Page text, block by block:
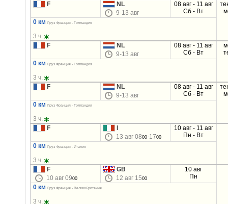
F
NL
9-13 авг
08 авг - 11 авг
Сб - Вт
0 км
Груз Франция - Голландия
3 ч.
F
NL
9-13 авг
08 авг - 11 авг
Сб - Вт
0 км
Груз Франция - Голландия
3 ч.
F
NL
9-13 авг
08 авг - 11 авг
Сб - Вт
0 км
Груз Франция - Голландия
3 ч.
F
13 авг 0800-1700
10 авг - 11 авг
Пн - Вт
0 км
Груз Франция - Италия
3 ч.
F
10 авг 0900
GB
12 авг 1500
10 авг
Пн
0 км
Груз Франция - Великобритания
3 ч.